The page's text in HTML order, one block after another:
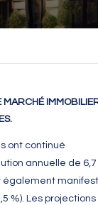
ont continué
annuelle de 6,7
également
%). Les